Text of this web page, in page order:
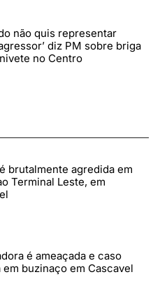
não quis representar
diz PM sobre briga
no Centro
brutalmente agredida em
Terminal Leste, em
é ameaçada e caso
buzinaço em Cascavel